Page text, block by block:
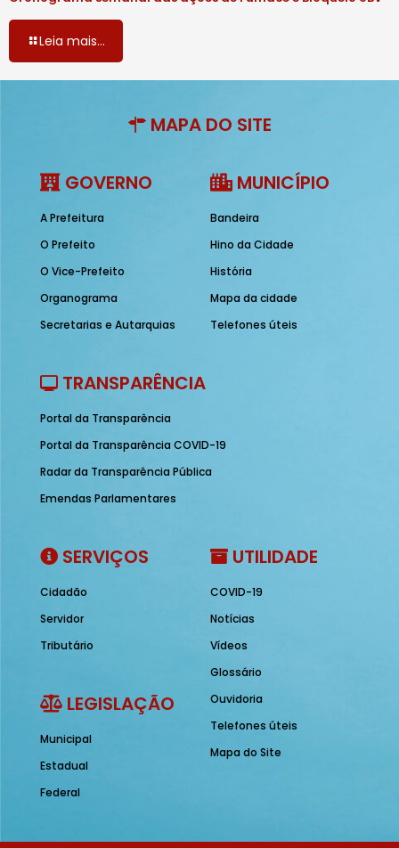
Leia mais...
MAPA DO SITE
GOVERNO
A Prefeitura
O Prefeito
O Vice-Prefeito
Organograma
Secretarias e Autarquias
MUNICÍPIO
Bandeira
Hino da Cidade
História
Mapa da cidade
Telefones úteis
TRANSPARÊNCIA
Portal da Transparência
Portal da Transparência COVID-19
Radar da Transparência Pública
Emendas Parlamentares
SERVIÇOS
Cidadão
Servidor
Tributário
LEGISLAÇÃO
Municipal
Estadual
Federal
UTILIDADE
COVID-19
Notícias
Vídeos
Glossário
Ouvidoria
Telefones úteis
Mapa do Site